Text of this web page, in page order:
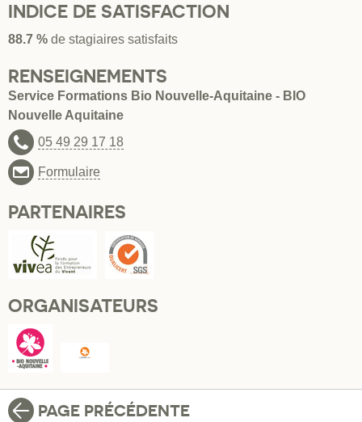
INDICE DE SATISFACTION
88.7 % de stagiaires satisfaits
RENSEIGNEMENTS
Service Formations Bio Nouvelle-Aquitaine - BIO
Nouvelle Aquitaine
05 49 29 17 18
Formulaire
PARTENAIRES
ORGANISATEURS
PAGE PRÉCÉDENTE